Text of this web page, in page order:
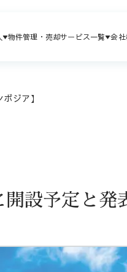
物件管理・売却サービス一覧 会
ジア】
設予定と発